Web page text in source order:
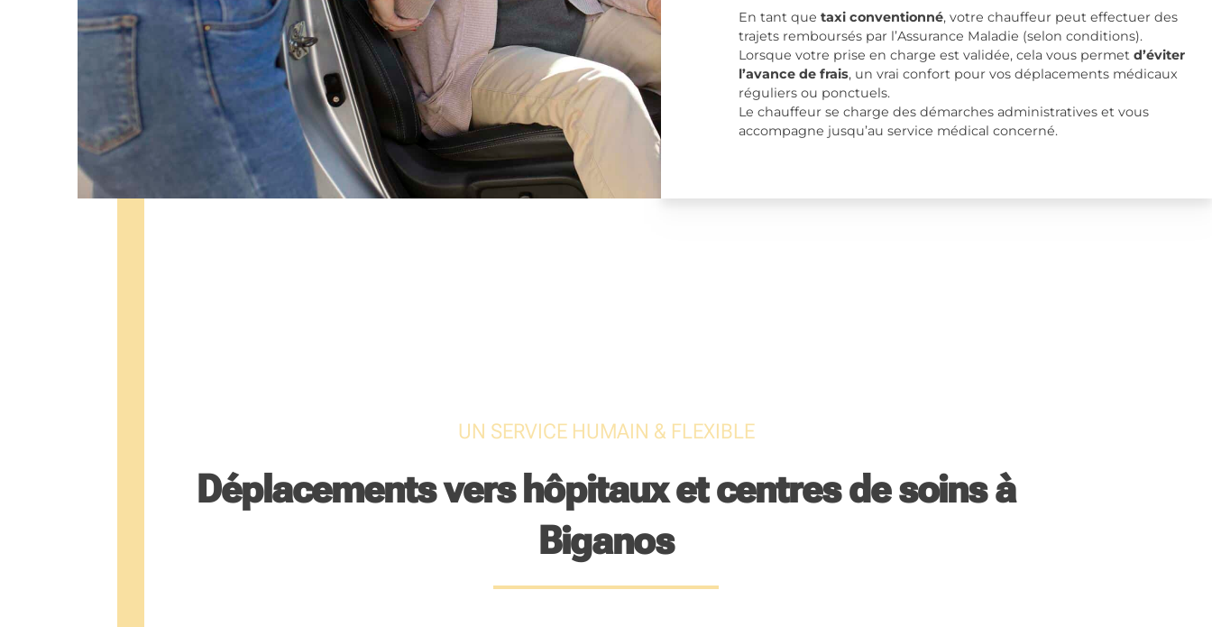
En tant quetaxi conventionné, votre chauffeur peut effectuer des
trajets remboursés par l’Assurance Maladie (selon conditions).
Lorsque votre prise en charge est validée, cela vous permetd’éviter
l’avance de frais, un vrai confort pour vos déplacements médicaux
réguliers ou ponctuels.
Le chauffeur se charge des démarches administratives et vous
accompagne jusqu’au service médical concerné.
UN SERVICE HUMAIN & FLEXIBLE
Déplacements vers hôpitaux et centres de soins à
Biganos